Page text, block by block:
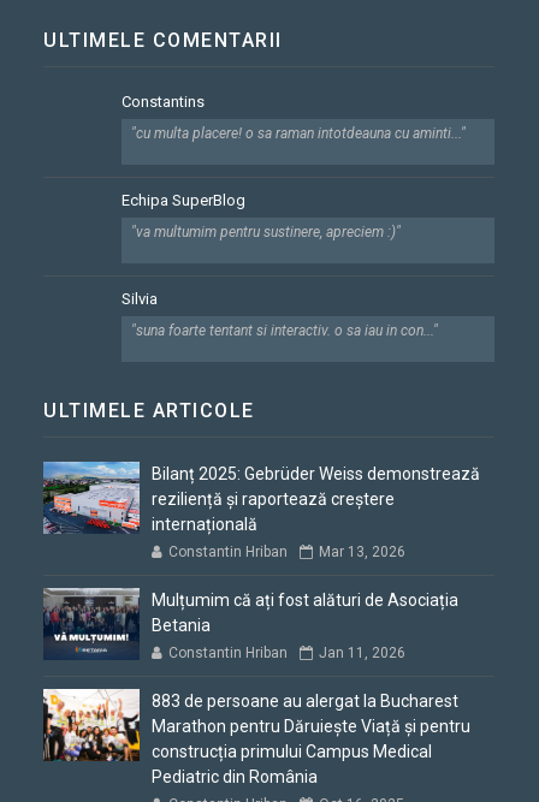
ULTIMELE COMENTARII
Constantins
"cu multa placere! o sa raman intotdeauna cu aminti..."
Echipa SuperBlog
"va multumim pentru sustinere, apreciem :)"
Silvia
"suna foarte tentant si interactiv. o sa iau in con..."
ULTIMELE ARTICOLE
Bilanț 2025: Gebrüder Weiss demonstrează
reziliență și raportează creștere
internațională
Constantin Hriban Mar 13, 2026
Mulțumim că ați fost alături de Asociația
Betania
Constantin Hriban Jan 11, 2026
883 de persoane au alergat la Bucharest
Marathon pentru Dăruiește Viață și pentru
construcția primului Campus Medical
Pediatric din România